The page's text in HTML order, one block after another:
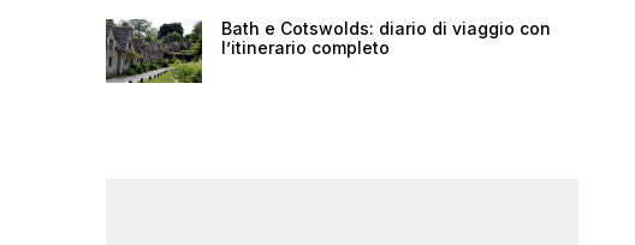
Bath e Cotswolds: diario di viaggio con
l’itinerario completo